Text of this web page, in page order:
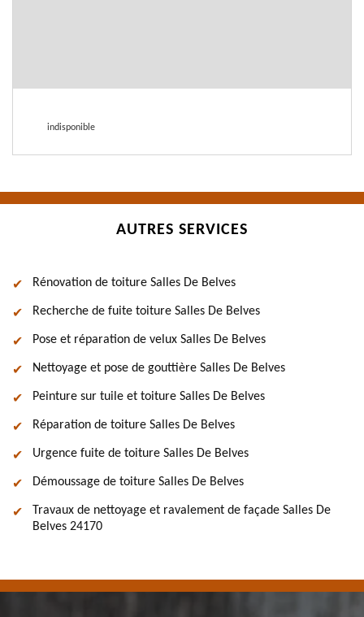
indisponible
AUTRES SERVICES
Rénovation de toiture Salles De Belves
Recherche de fuite toiture Salles De Belves
Pose et réparation de velux Salles De Belves
Nettoyage et pose de gouttière Salles De Belves
Peinture sur tuile et toiture Salles De Belves
Réparation de toiture Salles De Belves
Urgence fuite de toiture Salles De Belves
Démoussage de toiture Salles De Belves
Travaux de nettoyage et ravalement de façade Salles De
Belves 24170